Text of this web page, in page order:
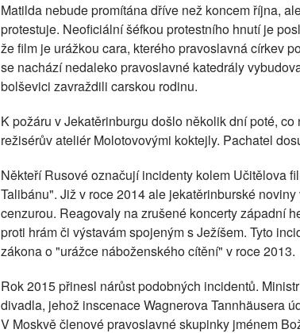
Matilda nebude promítána dříve než koncem října,
protestuje. Neoficiální šéfkou protestního hnutí je
že film je urážkou cara, kterého pravoslavná církev
se nachází nedaleko pravoslavné katedrály
bolševici zavraždili carskou rodinu.
K požáru v Jekatěrinburgu došlo několik dní poté,
režisérův ateliér Molotovovými koktejly. Pachatel
Někteří Rusové označují incidenty kolem Učitělova
Talibánu". Již v roce 2014 ale jekatěrinburské
cenzurou. Reagovaly na zrušené koncerty západní
proti hrám či výstavám spojeným s Ježíšem. Tyto
zákona o "urážce náboženského cítění" v roce 2013.
Rok 2015 přinesl nárůst podobných incidentů.
divadla, jehož inscenace Wagnerova Tannhäusera
V Moskvě členové pravoslavné skupinky jménem